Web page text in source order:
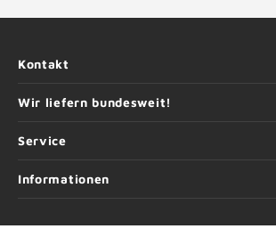
Kontakt
Wir liefern bundesweit!
Service
Informationen